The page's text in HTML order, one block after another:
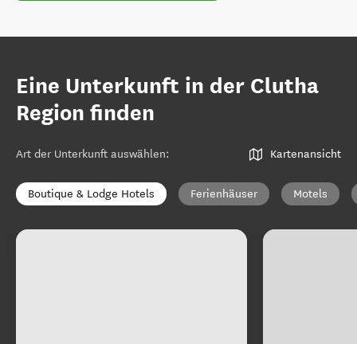
Eine Unterkunft in der Clutha
Region finden
Art der Unterkunft auswählen: Kartenansicht
Boutique & Lodge Hotels Ferienhäuser Motels